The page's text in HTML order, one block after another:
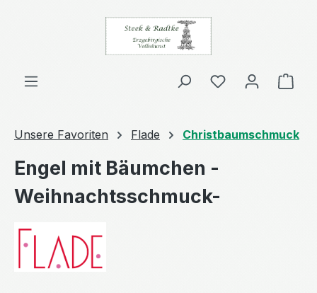
Zum Hauptinhalt springen
Unsere Favoriten Flade Christbaumschmuck
Engel mit Bäumchen -
Weihnachtsschmuck-